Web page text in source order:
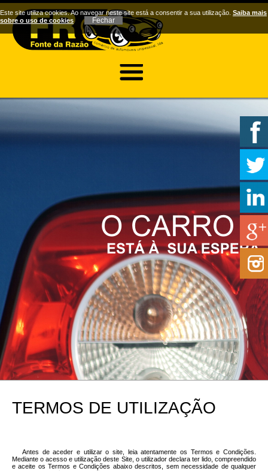
TERMOS DE UTILIZAÇÃO
Antes de aceder e utilizar o site, leia atentamente os Termos e Condições.
Mediante o acesso e utilização deste Site, o utilizador declara ter lido, compreendido
e aceite os Termos e Condições abaixo descritos, sem necessidade de qualquer
Este site utiliza cookies. Ao navegar neste site está a consentir a sua utilização. Saiba mais
sobre o uso de cookies